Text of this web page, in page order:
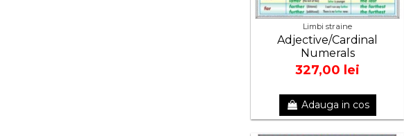
Limbi straine
Adjective/Cardinal
Numerals
327,00 lei
Adauga in cos